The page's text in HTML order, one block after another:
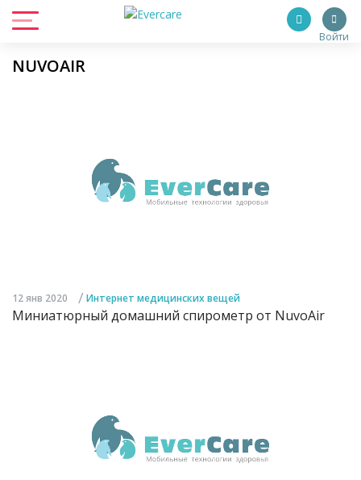
Войти
NUVOAIR
12 янв 2020 / Интернет медицинских вещей
Миниатюрный домашний спирометр от NuvoAir